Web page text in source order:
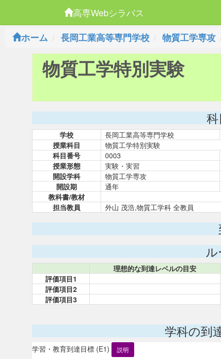
高専Webシラバス
ホーム
長岡工業高等専門学校 物質工学専攻
物質工学特別実験
学校
長岡工業高等専門学校
授業科目
物質工学特別実験
科目番号
0003
授業形態
実験・実習
開設学科
物質工学専攻
開設期
通年
教科書/教材
担当教員
外山 茂浩,物質工学科 全教員
理想的な到達レベルの目安
評価項目1
評価項目2
評価項目3
学科の到
学習・教育到達目標 (E1) 説明